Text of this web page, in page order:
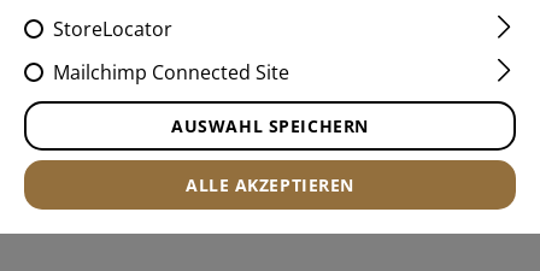
StoreLocator
Mailchimp Connected Site
AUSWAHL SPEICHERN
ALLE AKZEPTIEREN